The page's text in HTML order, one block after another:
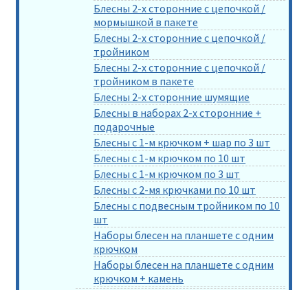
Блесны 2-х сторонние с цепочкой /
мормышкой в пакете
Блесны 2-х сторонние с цепочкой /
тройником
Блесны 2-х сторонние с цепочкой /
тройником в пакете
Блесны 2-х сторонние шумящие
Блесны в наборах 2-х сторонние +
подарочные
Блесны с 1-м крючком + шар по 3 шт
Блесны с 1-м крючком по 10 шт
Блесны с 1-м крючком по 3 шт
Блесны с 2-мя крючками по 10 шт
Блесны с подвесным тройником по 10
шт
Наборы блесен на планшете с одним
крючком
Наборы блесен на планшете с одним
крючком + камень